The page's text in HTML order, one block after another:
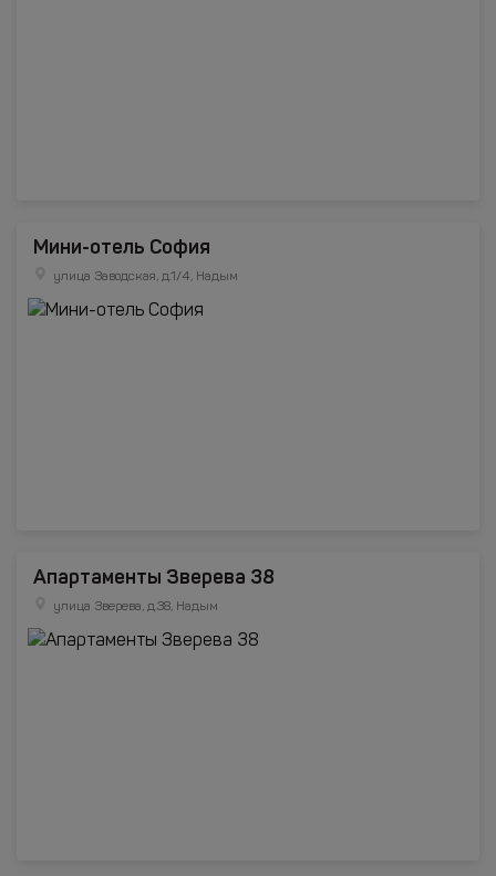
Мини-отель София
улица Заводская, д.1/4, Надым
Апартаменты Зверева 38
улица Зверева, д.38, Надым